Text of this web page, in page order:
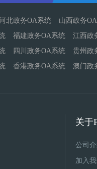
北政务OA系统
山西政务
福建政务OA系统
江西政
四川政务OA系统
贵州政
香港政务OA系统 澳门政
关于
公司
加入